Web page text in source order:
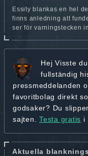
Essity blankas en hel
finns anledning att
ser för varningstecken
Hej Visste
fullständig
pressmeddelanden
favoritbolag direkt
godsaker? Du
sajten. Testa gratis i
Aktuella